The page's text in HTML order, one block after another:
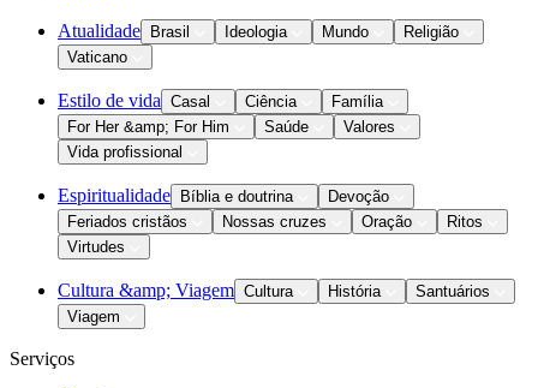
Atualidade Brasil Ideologia Mundo
Religião
Vaticano
Estilo de vida Casal Ciência
Família
For Her &amp; For Him
Saúde
Valores
Vida profissional
Espiritualidade Bíblia e doutrina
Devoção
Feriados cristãos
Nossas cruzes Oração
Ritos
Virtudes
Cultura &amp; Viagem Cultura História
Santuários
Viagem
Serviços